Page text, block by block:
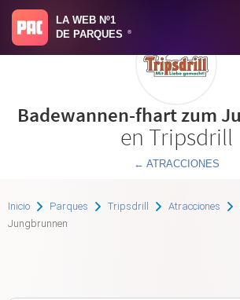
LA WEB Nº1
DE PARQUES
®
Badewannen-fhart zum
en Tripsdrill
← ATRACCIONES
Inicio Parques Tripsdrill Atracciones
Jungbrunnen